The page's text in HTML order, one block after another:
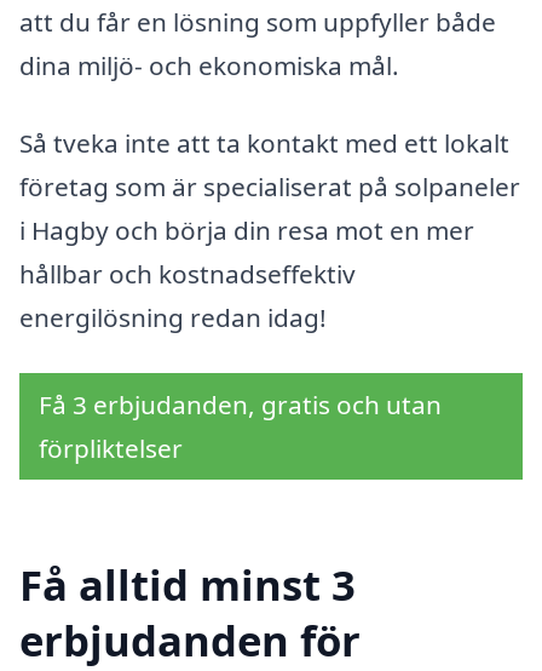
att du får en lösning som uppfyller både
dina miljö- och ekonomiska mål.
Så tveka inte att ta kontakt med ett lokalt
företag som är specialiserat på solpaneler
i Hagby och börja din resa mot en mer
hållbar och kostnadseffektiv
energilösning redan idag!
Få 3 erbjudanden, gratis och utan
förpliktelser
Få alltid minst 3
erbjudanden för